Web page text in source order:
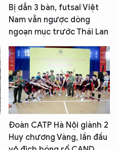
Bị dẫn 3 bàn, futsal Việt
Nam vẫn ngược dòng
ngoạn mục trước Thái Lan
Đoàn CATP Hà Nội giành 2
Huy chương Vàng, lần đầu